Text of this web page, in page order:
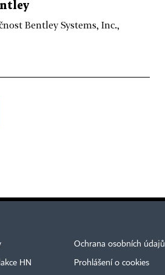
Bentley Systems, Inc.,
HN
Ochrana osobních údajů
Prohlášení o cookies